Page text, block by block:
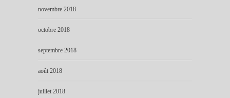
novembre 2018
octobre 2018
septembre 2018
août 2018
juillet 2018